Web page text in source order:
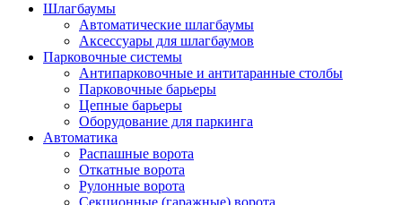
Шлагбаумы
Автоматические шлагбаумы
Аксессуары для шлагбаумов
Парковочные системы
Антипарковочные и антитаранные столбы
Парковочные барьеры
Цепные барьеры
Оборудование для паркинга
Автоматика
Распашные ворота
Откатные ворота
Рулонные ворота
Секционные (гаражные) ворота